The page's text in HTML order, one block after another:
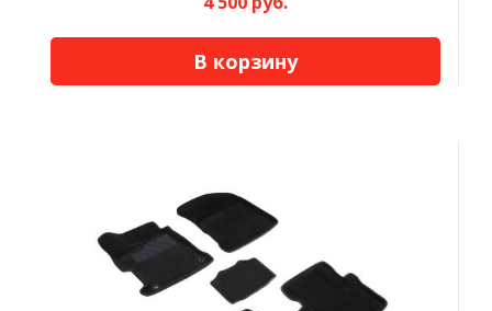
В корзину